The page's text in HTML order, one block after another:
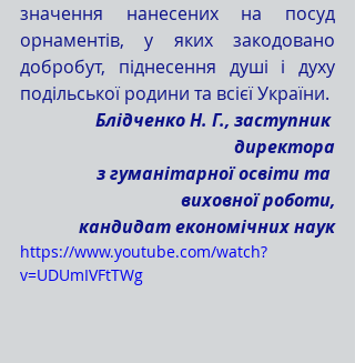
значення нанесених на посуд
орнаментів, у яких закодовано
добробут, піднесення душі і духу
подільської родини та всієї України.
Блідченко Н. Г., заступник
директора
виховної роботи,
кандидат економічних наук
https://www.youtube.com/watch?
v=UDUmIVFtTWg